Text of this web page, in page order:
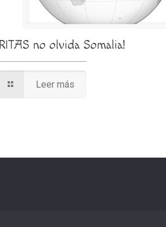
no olvida Somalia!
Leer más